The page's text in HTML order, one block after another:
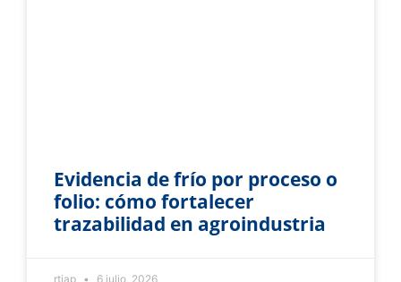
Evidencia de frío por proceso o
folio: cómo fortalecer
trazabilidad en agroindustria
rtiap 6 julio, 2026